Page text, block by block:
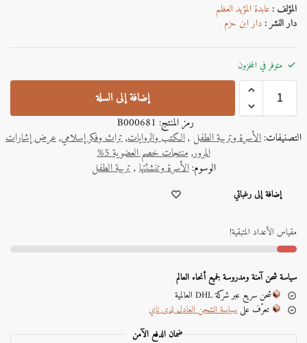
المؤلف :عابدة المؤيد العظم
دار النشر :دار ابن حزم
متوفر في المخزون
إضافة إلى السلة
رمز المنتج: B000681
التصنيفات:الأسرة وتربية الطفل ,الكتب والروايات,تراث وفكر إسلامي,عرض إشارات
المرور,منتجات خصم العضوية 5%
الوسوم:الأسرة وتنشئتها,تربية الطفل
e
r
n
a
t
i
v
إضافة إلى رغباتي
مقياس الأعداد المتبقية!
سياسة شحن آمنة ومدروسة لجميع أنحاء العالم
شحن سريع عبر شركة DHL العالمية
تعرّف علىسياسة الشحن العادل لدى ناي
ضمان الدفع الآمن